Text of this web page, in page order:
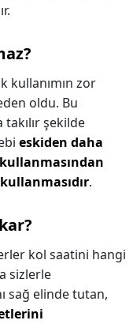
kullanımın zor
oldu. Bu
şekilde
eskiden daha
.
kol saatini hangi
sizlerle
sağ elinde tutan,